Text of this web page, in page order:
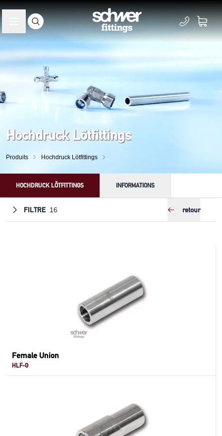
Hochdruck Lötfittings
Produits Hochdruck Lötfittings
HOCHDRUCK LÖTFITTINGS INFORMATIONS
FILTRE 16 retour
Female Union
HLF-G